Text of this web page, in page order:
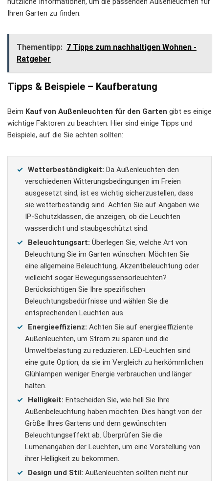
Ihren Garten zu finden.
Thementipp: 7 Tipps zum nachhaltigen Wohnen -
Ratgeber
Tipps & Beispiele – Kaufberatung
Beim Kauf von Außenleuchten für den Garten gibt es einige
wichtige Faktoren zu beachten. Hier sind einige Tipps und
Beispiele, auf die Sie achten sollten:
Wetterbeständigkeit: Da Außenleuchten den
verschiedenen Witterungsbedingungen im Freien
ausgesetzt sind, ist es wichtig sicherzustellen, dass
sie wetterbeständig sind. Achten Sie auf Angaben wie
IP-Schutzklassen, die anzeigen, ob die Leuchten
wasserdicht und staubgeschützt sind.
Beleuchtungsart: Überlegen Sie, welche Art von
Beleuchtung Sie im Garten wünschen. Möchten Sie
eine allgemeine Beleuchtung, Akzentbeleuchtung oder
vielleicht sogar Bewegungssensorleuchten?
Berücksichtigen Sie Ihre spezifischen
Beleuchtungsbedürfnisse und wählen Sie die
entsprechenden Leuchten aus.
Energieeffizienz: Achten Sie auf energieeffiziente
Außenleuchten, um Strom zu sparen und die
Umweltbelastung zu reduzieren. LED-Leuchten sind
eine gute Option, da sie im Vergleich zu herkömmlichen
Glühlampen weniger Energie verbrauchen und länger
halten.
Helligkeit: Entscheiden Sie, wie hell Sie Ihre
Außenbeleuchtung haben möchten. Dies hängt von der
Größe Ihres Gartens und dem gewünschten
Beleuchtungseffekt ab. Überprüfen Sie die
Lumenangaben der Leuchten, um eine Vorstellung von
ihrer Helligkeit zu bekommen.
Design und Stil: Außenleuchten sollten nicht nur